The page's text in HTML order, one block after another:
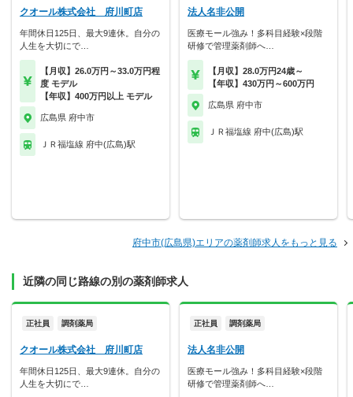
クオール株式会社 府川町店
年間休日125日、最大9連休。自分の
人生を大切にで…
【月収】26.0万円～33.0万円程
度 モデル
【年収】400万円以上 モデル
広島県 府中市
ＪＲ福塩線 府中(広島)駅
法人名非公開
医療モール強み！多科目経験×段階
研修で管理薬剤師へ…
【月収】28.0万円24歳～
【年収】430万円～600万円
広島県 府中市
ＪＲ福塩線 府中(広島)駅
府中市(広島県)エリアの薬剤師求人をもっと見る
近隣の同じ路線の別の薬剤師求人
正社員 調剤薬局
クオール株式会社 府川町店
年間休日125日、最大9連休。自分の
人生を大切にで…
正社員 調剤薬局
法人名非公開
医療モール強み！多科目経験×段階
研修で管理薬剤師へ…